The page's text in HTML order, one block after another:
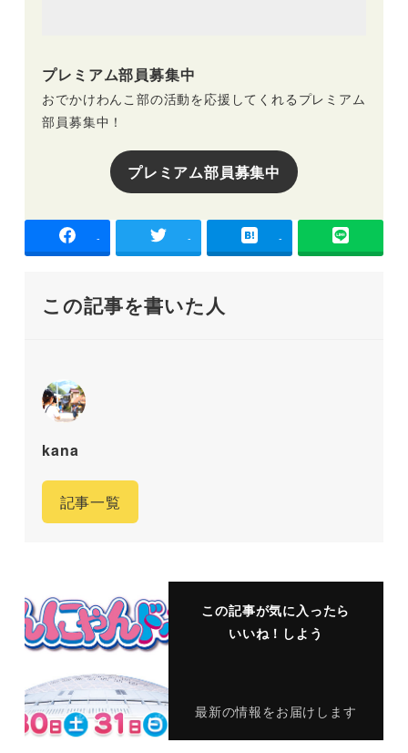
プレミアム部員募集中
おでかけわんこ部の活動を応援してくれるプレミアム
部員募集中！
プレミアム部員募集中
- - -
この記事を書いた人
kana
記事一覧
この記事が気に入ったら
いいね！しよう
最新の情報をお届けします